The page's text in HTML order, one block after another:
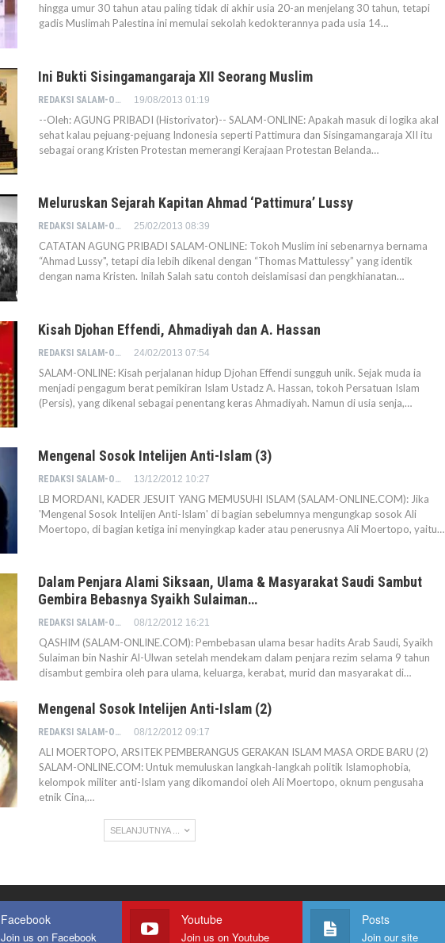
hingga umur 30 tahun atau paling tidak di akhir usia 20-an menjelang 30 tahun, tetapi
gadis Muslimah Palestina ini memulai sekolah kedokterannya pada usia 14…
Ini Bukti Sisingamangaraja XII Seorang Muslim
REDAKSI SALAM-ONLINE 19/08/2013 01:19
--Oleh: AGUNG PRIBADI (Historivator)-- SALAM-ONLINE: Apakah masuk di logika akal
sehat kalau pejuang-pejuang Indonesia seperti Pattimura dan Sisingamangaraja XII itu
sebagai orang Kristen Protestan memerangi Kerajaan Protestan Belanda…
Meluruskan Sejarah Kapitan Ahmad ‘Pattimura’ Lussy
REDAKSI SALAM-ONLINE 25/02/2013 08:39
CATATAN AGUNG PRIBADI SALAM-ONLINE: Tokoh Muslim ini sebenarnya bernama
“Ahmad Lussy", tetapi dia lebih dikenal dengan “Thomas Mattulessy” yang identik
dengan nama Kristen. Inilah Salah satu contoh deislamisasi dan pengkhianatan…
Kisah Djohan Effendi, Ahmadiyah dan A. Hassan
REDAKSI SALAM-ONLINE 24/02/2013 07:54
SALAM-ONLINE: Kisah perjalanan hidup Djohan Effendi sungguh unik. Sejak muda ia
menjadi pengagum berat pemikiran Islam Ustadz A. Hassan, tokoh Persatuan Islam
(Persis), yang dikenal sebagai penentang keras Ahmadiyah. Namun di usia senja,…
Mengenal Sosok Intelijen Anti-Islam (3)
REDAKSI SALAM-ONLINE 13/12/2012 10:27
LB MORDANI, KADER JESUIT YANG MEMUSUHI ISLAM (SALAM-ONLINE.COM): Jika
'Mengenal Sosok Intelijen Anti-Islam' di bagian sebelumnya mengungkap sosok Ali
Moertopo, di bagian ketiga ini menyingkap kader atau penerusnya Ali Moertopo, yaitu…
Dalam Penjara Alami Siksaan, Ulama & Masyarakat Saudi Sambut
Gembira Bebasnya Syaikh Sulaiman…
REDAKSI SALAM-ONLINE 08/12/2012 16:21
QASHIM (SALAM-ONLINE.COM): Pembebasan ulama besar hadits Arab Saudi, Syaikh
Sulaiman bin Nashir Al-Ulwan setelah mendekam dalam penjara rezim selama 9 tahun
disambut gembira oleh para ulama, keluarga, kerabat, murid dan masyarakat di…
Mengenal Sosok Intelijen Anti-Islam (2)
REDAKSI SALAM-ONLINE 08/12/2012 09:17
ALI MOERTOPO, ARSITEK PEMBERANGUS GERAKAN ISLAM MASA ORDE BARU (2)
SALAM-ONLINE.COM: Untuk memuluskan langkah-langkah politik Islamophobia,
kelompok militer anti-Islam yang dikomandoi oleh Ali Moertopo, oknum pengusaha
etnik Cina,…
SELANJUTNYA ...
Facebook
Join us on Facebook
Youtube
Join us on Youtube
Posts
Join our site